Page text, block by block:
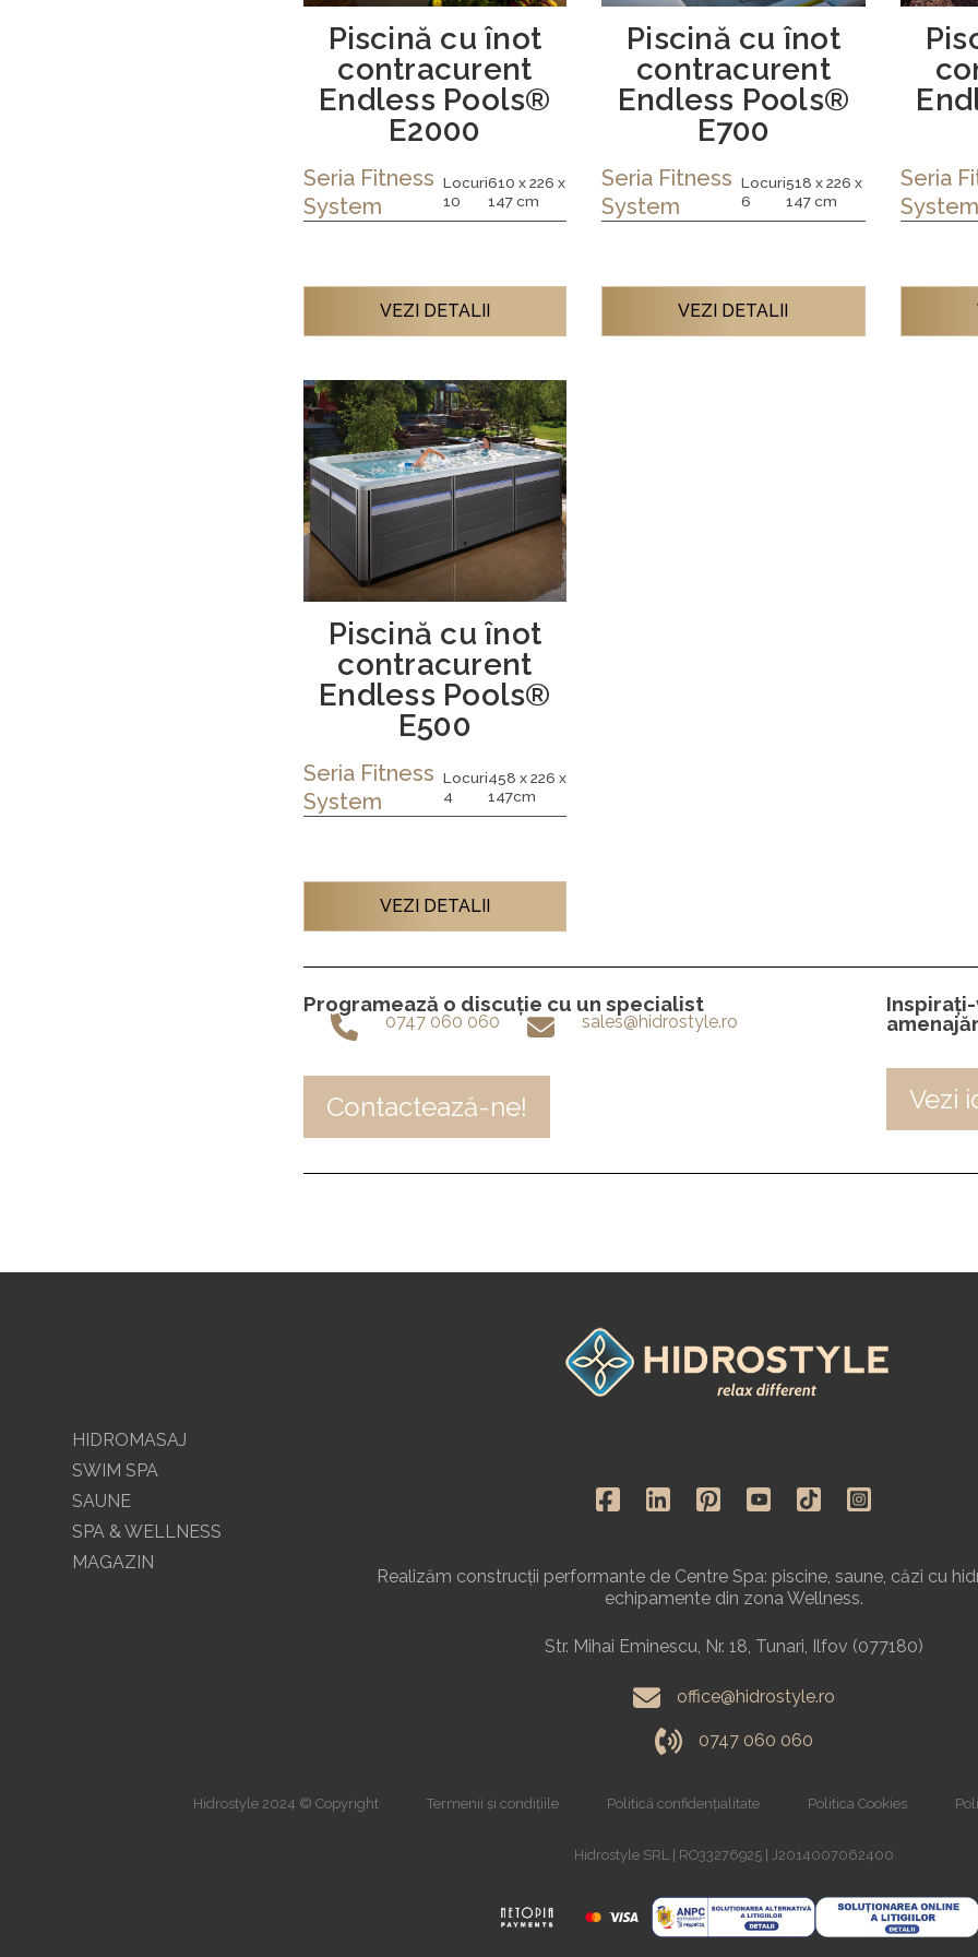
Piscină cu înot
contracurent
Endless Pools®
E2000
Seria Fitness
System
Locuri
10
610 x 226 x
147 cm
VEZI DETALII
Piscină cu înot
contracurent
Endless Pools®
E700
Seria Fitness
System
Locuri
6
518 x 226 x
147 cm
VEZI DETALII
Seria
System
Piscină cu înot
contracurent
Endless Pools®
E500
Seria Fitness
System
Locuri
4
458 x 226 x
147cm
VEZI DETALII
Programează o discuție cu un specialist
0747 060 060 sales@hidrostyle.ro
Contactează-ne! Vezi
HIDROMASAJ
SWIM SPA
SAUNE
SPA & WELLNESS
MAGAZIN
Realizăm construcții performante de Centre Spa: piscine, saune, căzi cu
echipamente din zona Wellness.
Str. Mihai Eminescu, Nr. 18, Tunari, Ilfov (077180)
office@hidrostyle.ro
0747 060 060
Hidrostyle 2024 © Copyright Termenii și condițiile Politică confidențialitate Politica Cookies
Hidrostyle SRL | RO33276925 | J2014007062400